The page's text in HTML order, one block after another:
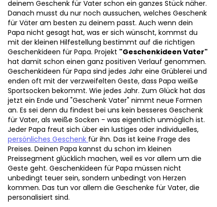
deinem Geschenk für Vater schon ein ganzes Stück näher.
Danach musst du nur noch aussuchen, welches Geschenk
für Väter am besten zu deinem passt. Auch wenn dein
Papa nicht gesagt hat, was er sich wünscht, kommst du
mit der kleinen Hilfestellung bestimmt auf die richtigen
Geschenkideen für Papa. Projekt "Geschenkideen Vater"
hat damit schon einen ganz positiven Verlauf genommen.
Geschenkideen für Papa sind jedes Jahr eine Grüblerei und
enden oft mit der verzweifelten Geste, dass Papa weiße
Sportsocken bekommt. Wie jedes Jahr. Zum Glück hat das
jetzt ein Ende und "Geschenk Vater" nimmt neue Formen
an. Es sei denn du findest bei uns kein besseres Geschenk
für Vater, als weiße Socken - was eigentlich unmöglich ist.
Jeder Papa freut sich über ein lustiges oder individuelles,
persönliches Geschenk für ihn. Das ist keine Frage des
Preises. Deinen Papa kannst du schon im kleinen
Preissegment glücklich machen, weil es vor allem um die
Geste geht. Geschenkideen für Papa müssen nicht
unbedingt teuer sein, sondern unbedingt von Herzen
kommen. Das tun vor allem die Geschenke für Vater, die
personalisiert sind.